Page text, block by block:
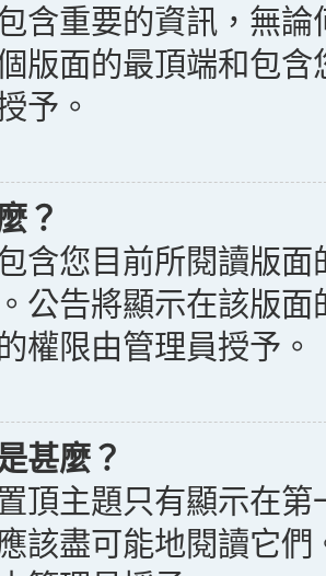
含重要的資訊，無
版面的最頂端和包
予。
？
含您目前所閱讀版
公告將顯示在該版
權限由管理員授予。
甚麼？
頂主題只有顯示在
該盡可能地閱讀它